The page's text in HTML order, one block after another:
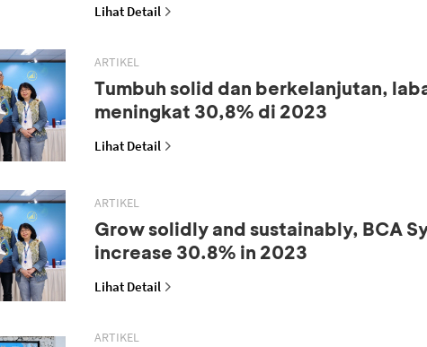
Lihat Detail
ARTIKEL
Tumbuh solid dan berkelanjutan,
meningkat 30,8% di 2023
Lihat Detail
ARTIKEL
Grow solidly and sustainably, BCA
increase 30.8% in 2023
Lihat Detail
ARTIKEL